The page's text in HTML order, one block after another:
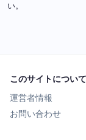
い。
このサイトについて
運営者情報
お問い合わせ